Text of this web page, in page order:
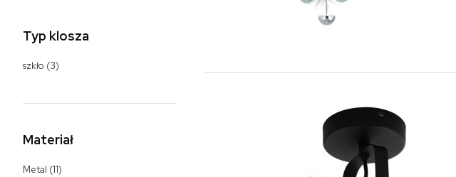
Typ klosza
szkło (3)
Materiał
Metal (11)